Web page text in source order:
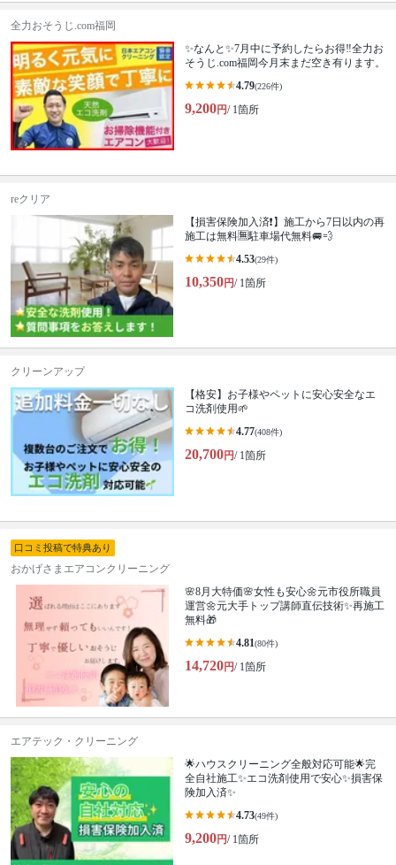
全力おそうじ.com福岡
✨なんと✨7月中に予約したらお得‼️全力お
そうじ.com福岡今月末まだ空き有ります。
4.79(226件)
9,200円/ 1箇所
reクリア
【損害保険加入済❗️】施工から7日以内の再
施工は無料🈚️駐車場代無料🚐💨
4.53(29件)
10,350円/ 1箇所
クリーンアップ
【格安】お子様やペットに安心安全なエ
コ洗剤使用🌱
4.77(408件)
20,700円/ 1箇所
口コミ投稿で特典あり
おかげさまエアコンクリーニング
🌸8月大特価🌸女性も安心🌼元市役所職員
運営🌼元大手トップ講師直伝技術✨再施工
無料🎁
4.81(80件)
14,720円/ 1箇所
エアテック・クリーニング
🌟ハウスクリーニング全般対応可能🌟完
全自社施工✨エコ洗剤使用で安心✨損害保
険加入済✨
4.73(49件)
9,200円/ 1箇所